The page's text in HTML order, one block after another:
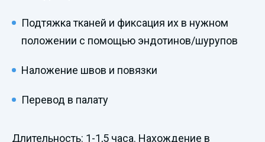
Подтяжка тканей и фиксация их в нужном
положении с помощью эндотинов/шурупов
Наложение швов и повязки
Перевод в палату
Длительность: 1-1,5 часа. Нахождение в